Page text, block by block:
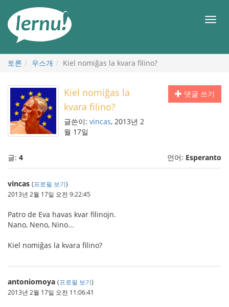
메
토론 우스개 Kiel nomiĝas la kvara filino?
댓글 쓰기
Kiel nomiĝas la
kvara filino?
글쓴이: vincas, 2013년 2
월 17일
글: 4 언어: Esperanto
vincas (프로필 보기)
2013년 2월 17일 오전 9:22:45
Patro de Eva havas kvar filinojn.
Nano, Neno, Nino...
Kiel nomiĝas la kvara filino?
antoniomoya (프로필 보기)
2013년 2월 17일 오전 11:06:41